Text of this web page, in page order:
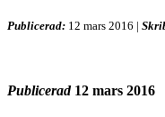
Publicerad: 12 mars 2016 |
Publicerad 12 mars 2016